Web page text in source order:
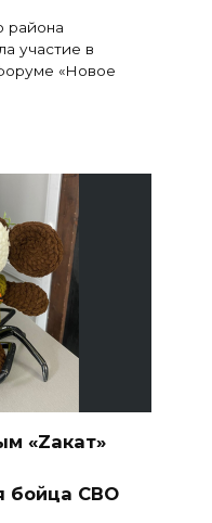
района
участие в
«Новое
«Zакат»
бойца СВО